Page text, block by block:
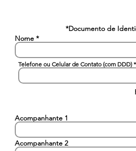
*Documento de
Nome
Telefone ou Celular de Contato (com DDD)
Acompanhante 1
Acompanhante 2